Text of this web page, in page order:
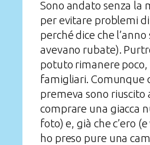
Sono andato senza la
per evitare problemi
perché dice che l’anno
avevano rubate).
potuto rimanere
famigliari. Comunque
premeva sono riuscito
comprare una giacca
foto) e, già che c’ero
ho preso pure una